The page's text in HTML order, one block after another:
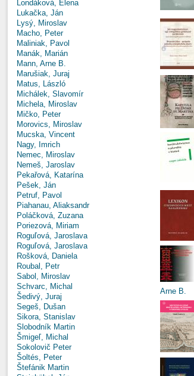
Londáková, Elena
Lukačka, Ján
Lysý, Miroslav
Macho, Peter
Maliniak, Pavol
Manák, Marián
Mann, Arne B.
Marušiak, Juraj
Matus, László
Michálek, Slavomír
Michela, Miroslav
Mičko, Peter
Morovics, Miroslav
Mucska, Vincent
Nagy, Imrich
Nemec, Miroslav
Nemeš, Jaroslav
Pekařová, Katarína
Pešek, Ján
Petruf, Pavol
Piahanau, Aliaksandr
Poláčková, Zuzana
Poriezová, Miriam
Roguľová, Jaroslava
Roguľová, Jaroslava
Rošková, Daniela
Roubal, Petr
Sabol, Miroslav
Schvarc, Michal
Šedivý, Juraj
Segeš, Dušan
Sikora, Stanislav
Slobodník Martin
Šmigeľ, Michal
Sokolovič Peter
Šoltés, Peter
Štefánik Martin
Arne B.